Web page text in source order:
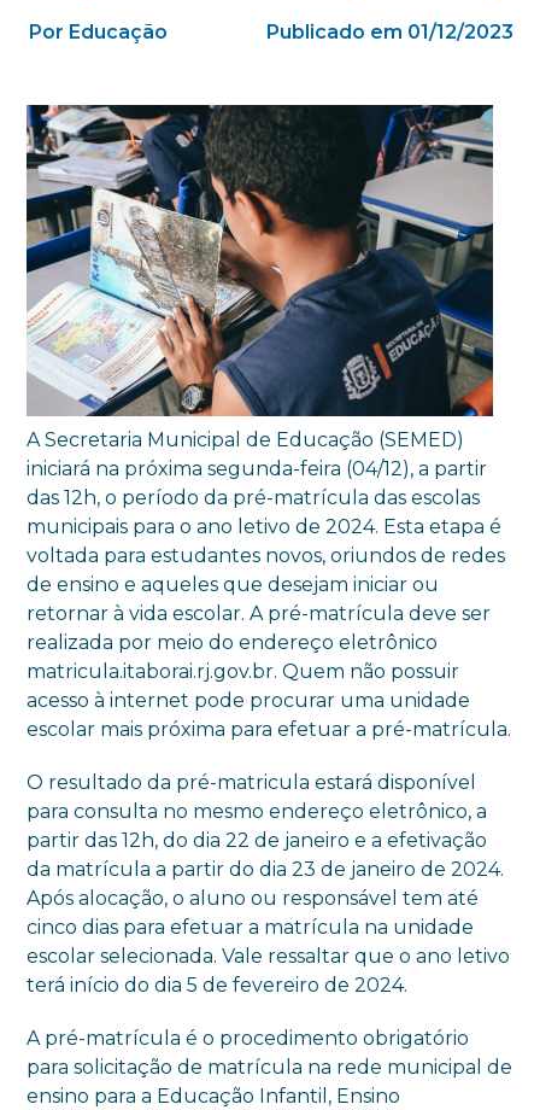
Por Educação Publicado em 01/12/2023
A Secretaria Municipal de Educação (SEMED)
iniciará na próxima segunda-feira (04/12), a partir
das 12h, o período da pré-matrícula das escolas
municipais para o ano letivo de 2024. Esta etapa é
voltada para estudantes novos, oriundos de redes
de ensino e aqueles que desejam iniciar ou
retornar à vida escolar. A pré-matrícula deve ser
realizada por meio do endereço eletrônico
matricula.itaborai.rj.gov.br. Quem não possuir
acesso à internet pode procurar uma unidade
escolar mais próxima para efetuar a pré-matrícula.
O resultado da pré-matricula estará disponível
para consulta no mesmo endereço eletrônico, a
partir das 12h, do dia 22 de janeiro e a efetivação
da matrícula a partir do dia 23 de janeiro de 2024.
Após alocação, o aluno ou responsável tem até
cinco dias para efetuar a matrícula na unidade
escolar selecionada. Vale ressaltar que o ano letivo
terá início do dia 5 de fevereiro de 2024.
A pré-matrícula é o procedimento obrigatório
para solicitação de matrícula na rede municipal de
ensino para a Educação Infantil, Ensino